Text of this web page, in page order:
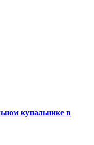
купальнике в